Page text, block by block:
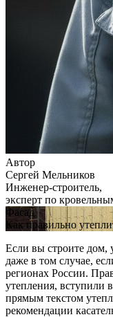
Автор
Сергей Мельников
Инженер-строитель,
эксперт по
Фасад
Как правильно
Если вы строите дом,
даже в том случае,
регионах России.
утепления, вступили
прямым текстом
рекомендации